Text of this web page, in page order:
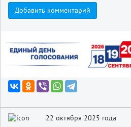
Добавить комментарий
22 октября 2025 года